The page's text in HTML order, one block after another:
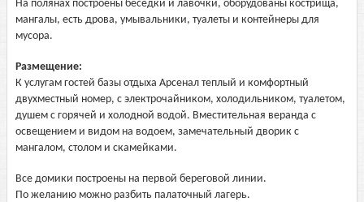
На полянах построены беседки и лавочки, оборудованы кострища,
мангалы, есть дрова, умывальники, туалеты и контейнеры для
мусора.
Размещение:
К услугам гостей базы отдыха Арсенал теплый и комфортный
двухместный номер, с электрочайником, холодильником, туалетом,
душем с горячей и холодной водой. Вместительная веранда с
освещением и видом на водоем, замечательный дворик с
мангалом, столом и скамейками.
Все домики построены на первой береговой линии.
По желанию можно разбить палаточный лагерь.